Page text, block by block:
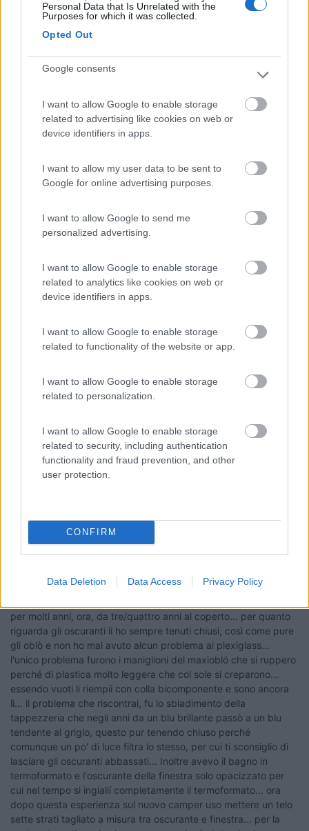
Personal Data that Is Unrelated with the
Purposes for which it was collected.
Opted Out
Google consents
I want to allow Google to enable storage
related to advertising like cookies on web or
device identifiers in apps.
I want to allow my user data to be sent to
Google for online advertising purposes.
I want to allow Google to send me
personalized advertising.
I want to allow Google to enable storage
related to analytics like cookies on web or
device identifiers in apps.
I want to allow Google to enable storage
related to functionality of the website or app.
I want to allow Google to enable storage
related to personalization.
I want to allow Google to enable storage
related to security, including authentication
functionality and fraud prevention, and other
user protection.
CONFIRM
Data Deletion Data Access Privacy Policy
Le parti che soffrono di piu sono quelle di plastica o le cellule di
tutto ingiallito e ruvido.
comunque l ingiallimento rimaneva. In pratica sarebbe stato da
riverniciare tutto il camper per sistemarlo e quindi lo ho poi
cambiato.
scadenti.
Riguardo agli oscuranti basta lasciare in alto una fessura di
Tommaso IZ4DJI
www.iz4dji.it
Modificato da IZ4DJI il 10/05/2019 alle 13:25:04
130
Inserito il 10/05/2019 alle:
14:56:05
13 anni all'aperto con tutto chiuso oscuranti compresi, finestre
Inserito il10/05/2019 alle:15:34:44
per molti anni, ora, da tre/quattro anni al coperto... per quanto
riguarda gli oscuranti li ho sempre tenuti chiusi, così come pure
gli oblò e non ho mai avuto alcun problema ai plexiglass...
l'unico problema furono i maniglioni del maxiobló che si ruppero
perché di plastica molto leggera che col sole si creparono...
essendo vuoti li riempii con colla bicomponente e sono ancora
lì... il problema che riscontrai, fu lo sbiadimento della
tappezzeria che negli anni da un blu brillante passò a un blu
tendente al grigio, questo pur tenendo chiuso perché
comunque un po' di luce filtra lo stesso, per cui ti sconsiglio di
lasciare gli oscuranti abbassati... Inoltre avevo il bagno in
termoformato e l'oscurante della finestra solo opacizzato per
cui nel tempo si ingiallí completamente il termoformato... ora
dopo questa esperienza sul nuovo camper uso mettere un telo
sette strati tagliato a misura tra oscurante e finestra... per la